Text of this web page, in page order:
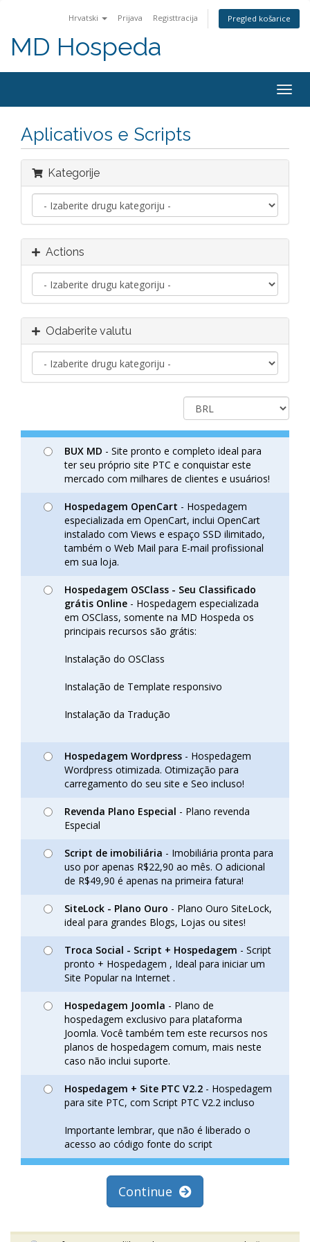
Hrvatski Prijava Registtracija Pregled košarice
MD Hospeda
Aplicativos e Scripts
Kategorije
Actions
Odaberite valutu
BUX MD - Site pronto e completo ideal para
ter seu próprio site PTC e conquistar este
mercado com milhares de clientes e usuários!
Hospedagem OpenCart - Hospedagem
especializada em OpenCart, inclui OpenCart
instalado com Views e espaço SSD ilimitado,
também o Web Mail para E-mail profissional
em sua loja.
Hospedagem OSClass - Seu Classificado
grátis Online - Hospedagem especializada
em OSClass, somente na MD Hospeda os
principais recursos são grátis:
Instalação do OSClass
Instalação de Template responsivo
Instalação da Tradução
Hospedagem Wordpress - Hospedagem
Wordpress otimizada. Otimização para
carregamento do seu site e Seo incluso!
Revenda Plano Especial - Plano revenda
Especial
Script de imobiliária - Imobiliária pronta para
uso por apenas R$22,90 ao mês. O adicional
de R$49,90 é apenas na primeira fatura!
SiteLock - Plano Ouro - Plano Ouro SiteLock,
ideal para grandes Blogs, Lojas ou sites!
Troca Social - Script + Hospedagem - Script
pronto + Hospedagem , Ideal para iniciar um
Site Popular na Internet .
Hospedagem Joomla - Plano de
hospedagem exclusivo para plataforma
Joomla. Você também tem este recursos nos
planos de hospedagem comum, mais neste
caso não inclui suporte.
Hospedagem + Site PTC V2.2 - Hospedagem
para site PTC, com Script PTC V2.2 incluso
Importante lembrar, que não é liberado o
acesso ao código fonte do script
Continue